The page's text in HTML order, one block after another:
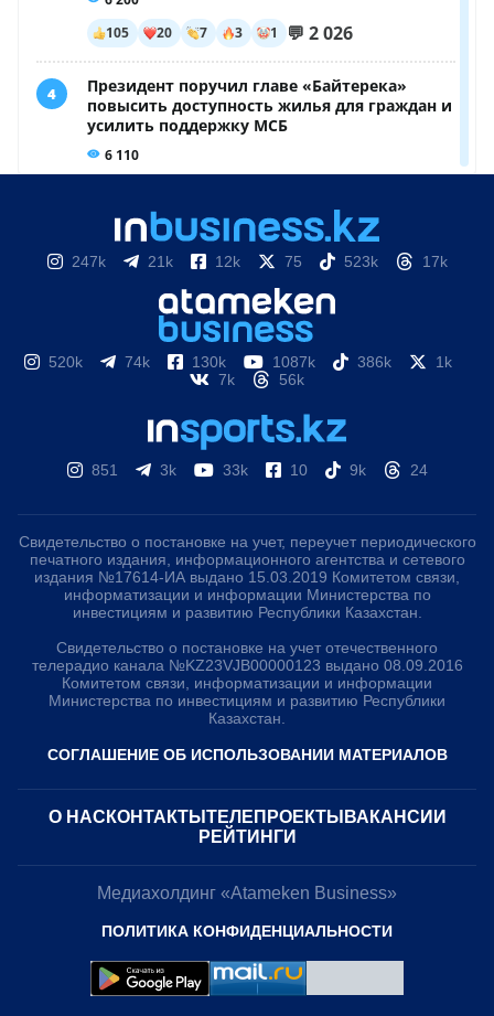
247k 21k 12k 75 523k 17k
520k 74k 130k 1087k 386k
1k
7k
56k
851 3k 33k 10 9k 24
Свидетельство о постановке на учет, переучет периодического
печатного издания, информационного агентства и сетевого
издания №17614-ИА выдано 15.03.2019 Комитетом связи,
информатизации и информации Министерства по
инвестициям и развитию Республики Казахстан.
Свидетельство о постановке на учет отечественного
телерадио канала №KZ23VJB00000123 выдано 08.09.2016
Комитетом связи, информатизации и информации
Министерства по инвестициям и развитию Республики
Казахстан.
СОГЛАШЕНИЕ ОБ ИСПОЛЬЗОВАНИИ МАТЕРИАЛОВ
О НАС КОНТАКТЫ ТЕЛЕПРОЕКТЫ ВАКАНСИИ
РЕЙТИНГИ
Медиахолдинг «Atameken Business»
ПОЛИТИКА КОНФИДЕНЦИАЛЬНОСТИ